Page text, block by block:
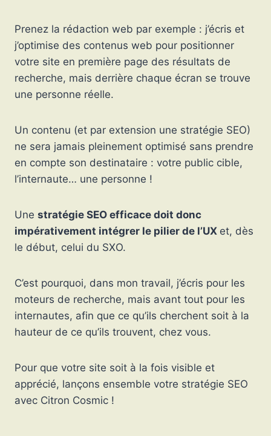
Prenez la rédaction web par exemple : j’écris et
j’optimise des contenus web pour positionner
votre site en première page des résultats de
recherche, mais derrière chaque écran se trouve
une personne réelle.
Un contenu (et par extension une stratégie SEO)
ne sera jamais pleinement optimisé sans prendre
en compte son destinataire : votre public cible,
l’internaute… une personne !
Une stratégie SEO efficace doit donc
impérativement intégrer le pilier de l’UX et, dès
le début, celui du SXO.
C’est pourquoi, dans mon travail, j’écris pour les
moteurs de recherche, mais avant tout pour les
internautes, afin que ce qu’ils cherchent soit à la
hauteur de ce qu’ils trouvent, chez vous.
Pour que votre site soit à la fois visible et
apprécié, lançons ensemble votre stratégie SEO
avec Citron Cosmic !